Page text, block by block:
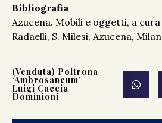
Bibliografia
Azucena. Mobili e oggetti, a
Radaelli, S. Milesi, Azucena,
(Venduta) Poltrona
‘Ambrosaneum’
Luigi Caccia
Dominioni